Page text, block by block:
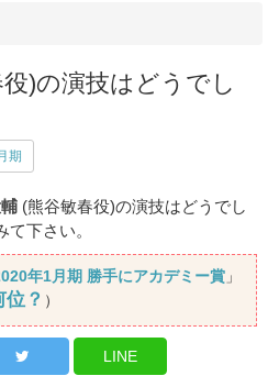
)の演技はどうでし
期
(熊谷敏春役)の演技はどうでし
下さい。
年1月期 勝手にアカデミー賞 」
？ ）
LINE